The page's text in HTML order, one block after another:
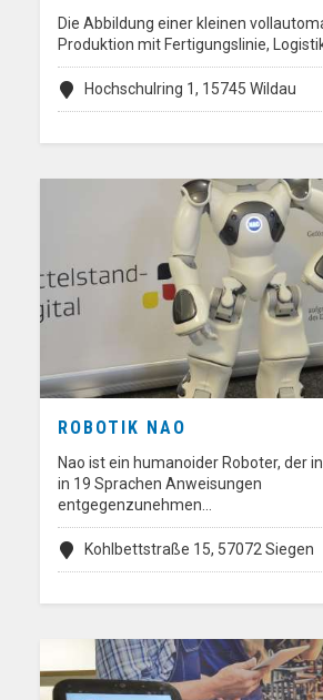
Die Abbildung einer kleinen vollautomatisierten
Produktion mit Fertigungslinie,
Hochschulring 1, 15745 Wildau
ROBOTIK NAO
Nao ist ein humanoider Roboter, der
in 19 Sprachen Anweisungen
entgegenzunehmen…
Kohlbettstraße 15, 57072 Siegen